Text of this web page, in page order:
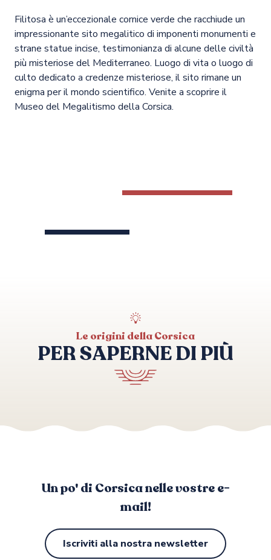
Filitosa è un’eccezionale cornice verde che racchiude un
impressionante sito megalitico di imponenti monumenti e
strane statue incise, testimonianza di alcune delle civiltà
più misteriose del Mediterraneo. Luogo di vita o luogo di
culto dedicato a credenze misteriose, il sito rimane un
enigma per il mondo scientifico. Venite a scoprire il
Museo del Megalitismo della Corsica.
Le origini della Corsica
PER SAPERNE DI PIÙ
Un po' di Corsica nelle vostre e-
mail!
Iscriviti alla nostra newsletter